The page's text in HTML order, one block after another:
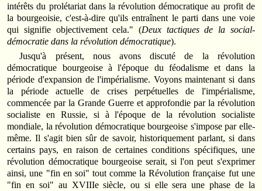
intérêts du prolétariat dans la révolution démocratique au profit de
la bourgeoisie, c'est-à-dire qu'ils entraînent le parti dans une voie
qui signifie objectivement cela." (Deux tactiques de la social-
démocratie dans la révolution démocratique).
Jusqu'à présent, nous avons discuté de la révolution
démocratique bourgeoise à l'époque du féodalisme et dans la
période d'expansion de l'impérialisme. Voyons maintenant si dans
la période actuelle de crises perpétuelles de l'impérialisme,
commencée par la Grande Guerre et approfondie par la révolution
socialiste en Russie, si à l'époque de la révolution socialiste
mondiale, la révolution démocratique bourgeoise s'impose par elle-
même. Il s'agit bien sûr de savoir, historiquement parlant, si dans
certains pays, en raison de certaines conditions spécifiques, une
révolution démocratique bourgeoise serait, si l'on peut s'exprimer
ainsi, une "fin en soi" tout comme la Révolution française fut une
"fin en soi" au XVIIIe siècle, ou si elle sera une phase de la